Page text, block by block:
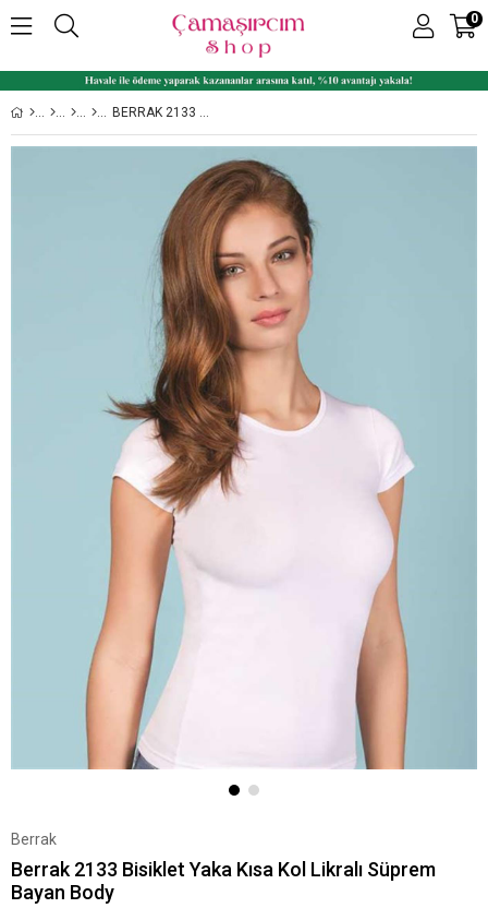
0
BERRAK 2133 BISIKLET YAKA KISA KOL LIKRALI SÜPREM BAYAN BODY
Berrak
Berrak 2133 Bisiklet Yaka Kısa Kol Likralı Süprem
Bayan Body